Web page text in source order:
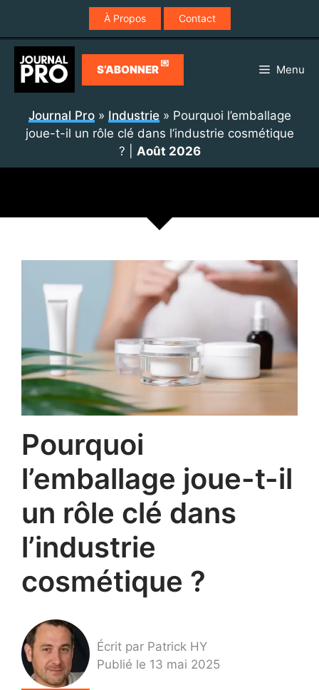
contenu
À Propos Contact
S’ABONNER 💌 Menu
Journal Pro» Industrie» Pourquoi l’emballage
joue-t-il un rôle clé dans l’industrie cosmétique
?
Août 2026
Pourquoi
l’emballage joue-t-il
un rôle clé dans
l’industrie
cosmétique ?
Écrit par Patrick HY
Publié le 13 mai 2025